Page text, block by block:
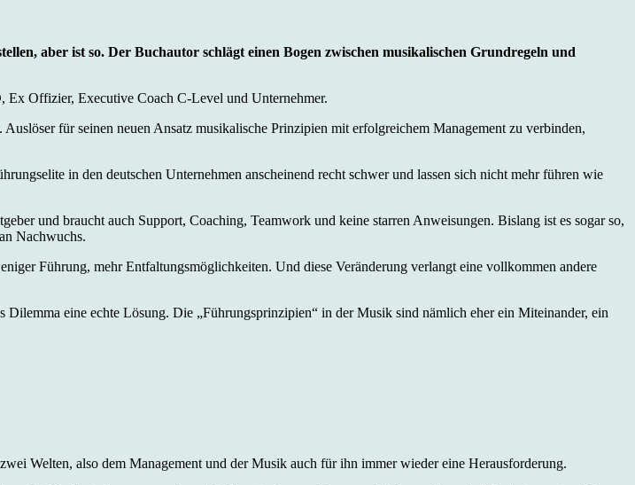
aber ist so. Der Buchautor schlägt einen Bogen zwischen musikalischen Grundregeln und
Offizier, Executive Coach C-Level und Unternehmer.
Auslöser für seinen neuen Ansatz musikalische Prinzipien mit erfolgreichem Management zu verbinden,
in den deutschen Unternehmen anscheinend recht schwer und lassen sich nicht mehr führen wie
und braucht auch Support, Coaching, Teamwork und keine starren Anweisungen. Bislang ist es sogar so,
Nachwuchs.
Führung, mehr Entfaltungsmöglichkeiten. Und diese Veränderung verlangt eine vollkommen andere
eine echte Lösung. Die „Führungsprinzipien“ in der Musik sind nämlich eher ein Miteinander, ein
Welten, also dem Management und der Musik auch für ihn immer wieder eine Herausforderung.